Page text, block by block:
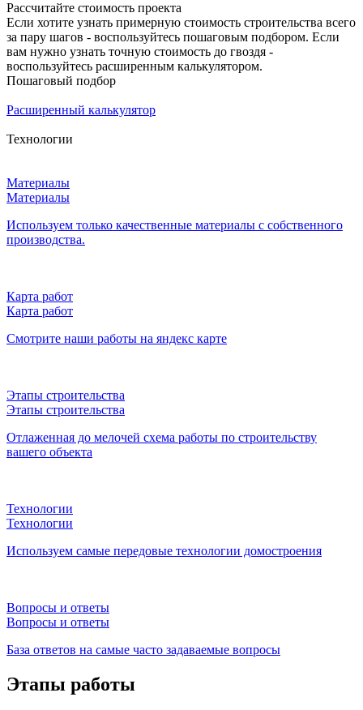
Рассчитайте стоимость проекта
Если хотите узнать примерную стоимость строительства всего
за пару шагов - воспользуйтесь пошаговым подбором. Если
вам нужно узнать точную стоимость до гвоздя -
воспользуйтесь расширенным калькулятором.
Пошаговый подбор
Расширенный калькулятор
Технологии
Материалы
Материалы
Используем только качественные материалы с собственного
производства.
Карта работ
Карта работ
Смотрите наши работы на яндекс карте
Этапы строительства
Этапы строительства
Отлаженная до мелочей схема работы по строительству
вашего объекта
Технологии
Технологии
Используем самые передовые технологии домостроения
Вопросы и ответы
Вопросы и ответы
База ответов на самые часто задаваемые вопросы
Этапы работы